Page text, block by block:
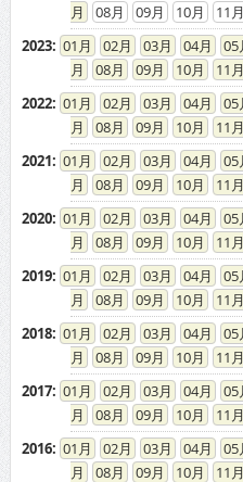
08
09 10 11
2023: 01 02 03 04 05
08
09 10 11
2022: 01 02 03 04 05
08
09 10 11
2021: 01 02 03 04 05
08
09 10 11
2020: 01 02 03 04 05
08
09 10 11
2019: 01 02 03 04 05
08
09 10 11
2018: 01 02 03 04 05
08
09 10 11
2017: 01 02 03 04 05
08
09 10 11
2016: 01 02 03 04 05
08
09 10 11